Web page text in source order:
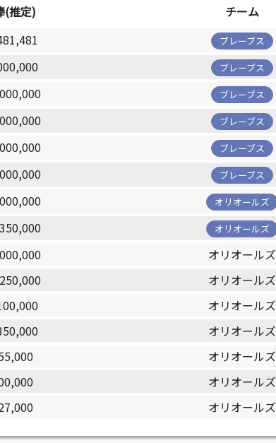
(推定) チーム
ブレーブス
ブレーブス
ブレーブス
ブレーブス
ブレーブス
ブレーブス
オリオールズ
オリオールズ
オリオールズ
オリオールズ
オリオールズ
オリオールズ
オリオールズ
オリオールズ
オリオールズ